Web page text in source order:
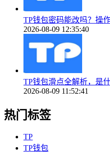
TP钱包密码能改吗？操
2026-08-09 12:35:40
TP钱包滑点全解析，是
2026-08-09 11:52:41
热门标签
TP
TP钱包